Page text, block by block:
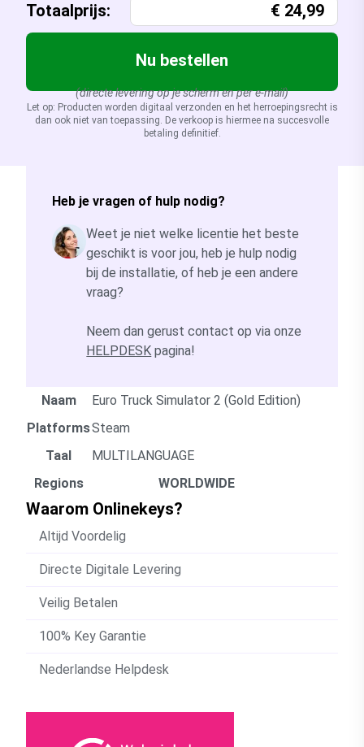
Totaalprijs: € 24,99
Nu bestellen
(directe levering op je scherm en per e-mail)
Let op: Producten worden digitaal verzonden en het herroepingsrecht is
dan ook niet van toepassing. De verkoop is hiermee na succesvolle
betaling definitief.
Heb je vragen of hulp nodig?
Weet je niet welke licentie het beste
geschikt is voor jou, heb je hulp nodig
bij de installatie, of heb je een andere
vraag?
Neem dan gerust contact op via onze
HELPDESK pagina!
Naam
Euro Truck Simulator 2 (Gold Edition)
PlatformsSteam
Taal
MULTILANGUAGE
Regions
WORLDWIDE
Waarom Onlinekeys?
Altijd Voordelig
Directe Digitale Levering
Veilig Betalen
100% Key Garantie
Nederlandse Helpdesk